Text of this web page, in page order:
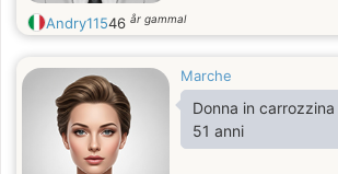
Andry11546 år gammal
Marche
Donna in
51 anni